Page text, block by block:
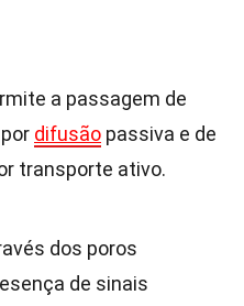
a passagem de
difusão passiva e de
transporte ativo.
dos poros
de sinais